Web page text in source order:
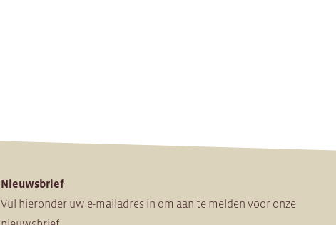
Nieuwsbrief
Vul hieronder uw e-mailadres in om aan te melden voor onze